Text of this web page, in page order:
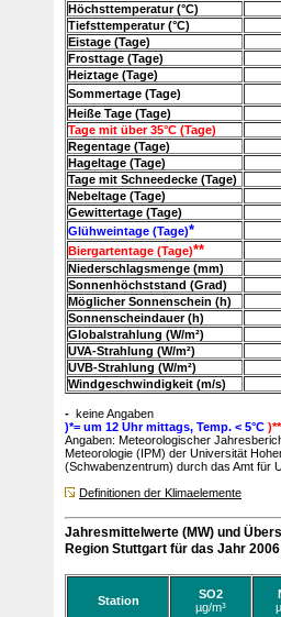
Höchsttemperatur (°C)
Tiefsttemperatur (°C)
Eistage (Tage)
Frosttage (Tage)
Heiztage (Tage)
Sommertage (Tage)
Heiße Tage (Tage)
Tage mit über 35°C (Tage)
Regentage (Tage)
Hageltage (Tage)
Tage mit Schneedecke (Tage)
Nebeltage (Tage)
Gewittertage (Tage)
Glühweintage (Tage)*
Biergartentage (Tage)**
Niederschlagsmenge (mm)
Sonnenhöchststand (Grad)
Möglicher Sonnenschein (h)
Sonnenscheindauer (h)
Globalstrahlung (W/m²)
UVA-Strahlung (W/m²)
UVB-Strahlung (W/m²)
Windgeschwindigkeit (m/s)
- keine Angaben
)*= um 12 Uhr mittags, Temp. < 5°C
Angaben: Meteorologischer
Meteorologie (IPM) der Universität
(Schwabenzentrum) durch das Amt für
Definitionen der Klimaelemente
Jahresmittelwerte (MW) und
Region Stuttgart für das Jahr
Station
SO2
µg/m³